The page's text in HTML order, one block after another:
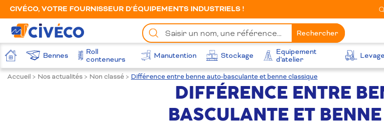
CIVÉCO, VOTRE FOURNISSEUR D’ÉQUIPEMENTS INDUSTRIELS !
Chercher
un
produit
Rechercher
Accueil Bennes
Roll
conteneurs
Manutention Stockage
Equipement
d'atelier
Levage
Accueil > Nos actualités > Non classé > Différence entre benne auto-basculante et benne classique
DIFFÉRENCE ENTRE
BASCULANTE ET